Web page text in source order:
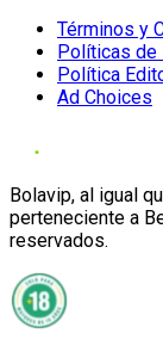
Términos y
Políticas de
Política
Ad Choices
Bolavip, al igual
perteneciente a
reservados.